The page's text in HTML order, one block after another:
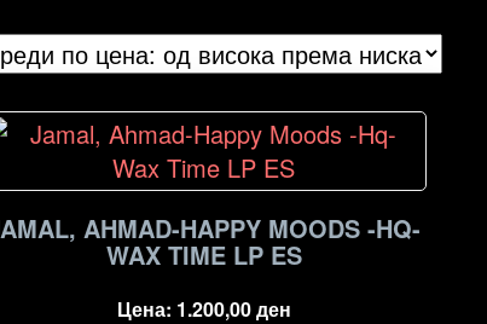
AHMAD-HAPPY MOODS -HQ-
WAX TIME LP ES
Цена: 1.200,00ден